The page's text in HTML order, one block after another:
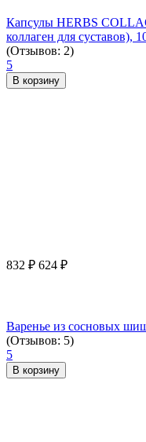
Капсулы HERBS
коллаген для суставов),
(Отзывов: 2)
5
В корзину
832 ₽ 624 ₽
Варенье из сосновых
(Отзывов: 5)
5
В корзину